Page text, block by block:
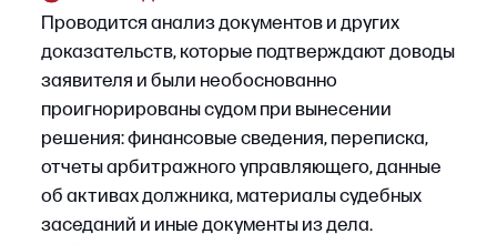
процессуальные риски.
Когда помощь юриста при
обжаловании решений суда дает
максимальный эффект
Оптимальный момент для подключения
юриста — рассмотрение дела в суде первой
инстанции. На этой стадии возможно: